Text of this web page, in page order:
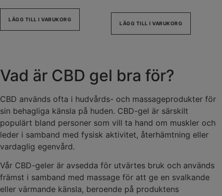
LÄGG TILL I VARUKORG
LÄGG TILL I VARUKORG
Vad är CBD gel bra för?
CBD används ofta i hudvårds- och massageprodukter för
sin behagliga känsla på huden. CBD-gel är särskilt
populärt bland personer som vill ta hand om muskler och
leder i samband med fysisk aktivitet, återhämtning eller
vardaglig egenvård.
Vår CBD-geler är avsedda för utvärtes bruk och används
främst i samband med massage för att ge en svalkande
eller värmande känsla, beroende på produktens